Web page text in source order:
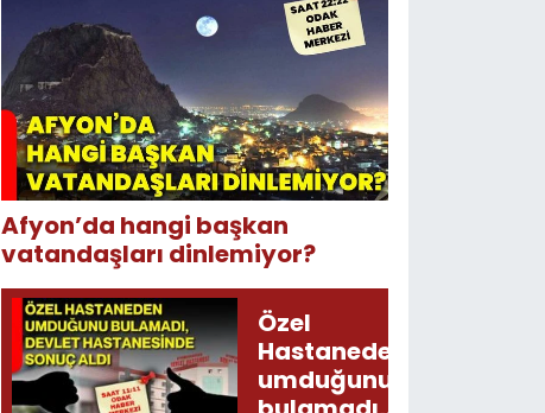
Afyon’da hangi başkan
vatandaşları dinlemiyor?
Özel
Hastaneden
umduğunu